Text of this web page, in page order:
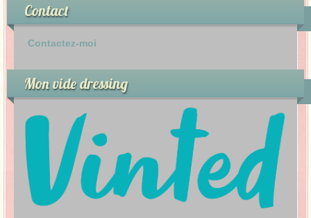
Contact
Contactez-moi
Mon vide dressing